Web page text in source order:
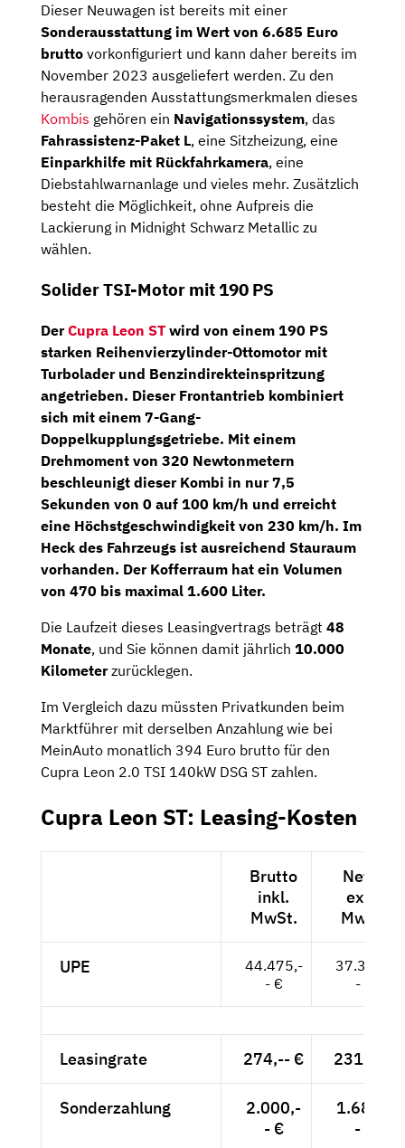
Dieser Neuwagen ist bereits mit einer
Sonderausstattung im Wert von 6.685 Euro
brutto vorkonfiguriert und kann daher bereits im
November 2023 ausgeliefert werden. Zu den
herausragenden Ausstattungsmerkmalen dieses
Kombis gehören ein Navigationssystem, das
Fahrassistenz-Paket L, eine Sitzheizung, eine
Einparkhilfe mit Rückfahrkamera, eine
Diebstahlwarnanlage und vieles mehr. Zusätzlich
besteht die Möglichkeit, ohne Aufpreis die
Lackierung in Midnight Schwarz Metallic zu
wählen.
Solider TSI-Motor mit 190 PS
DerCupra Leon ST wird von einem 190 PS
starken Reihenvierzylinder-Ottomotormit
Turbolader und Benzindirekteinspritzung
angetrieben. Dieser Frontantrieb kombiniert
sich mit einem 7-Gang-
Doppelkupplungsgetriebe. Mit einem
Drehmoment von 320 Newtonmetern
beschleunigt dieser Kombi in nur 7,5
Sekunden von 0 auf 100 km/h und erreicht
eine Höchstgeschwindigkeit von 230 km/h. Im
Heck des Fahrzeugs ist ausreichend Stauraum
vorhanden. Der Kofferraum hat ein Volumen
von 470 bis maximal 1.600 Liter.
Die Laufzeit dieses Leasingvertrags beträgt 48
Monate, und Sie können damit jährlich 10.000
Kilometerzurücklegen.
Im Vergleich dazu müssten Privatkunden beim
Marktführer mit derselben Anzahlung wie bei
MeinAuto monatlich 394 Euro brutto für den
Cupra Leon 2.0 TSI 140kW DSG ST zahlen.
Cupra Leon ST: Leasing-Kosten
Brutto
inkl.
MwSt.
Netto
exkl.
MwSt.
UPE
44.475,-
- €
37.374,-
- €
Leasingrate 274,-- € 231,-- €
Sonderzahlung
2.000,-
- €
1.681,-
- €